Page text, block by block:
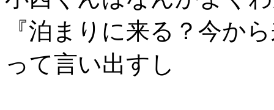
『泊まりに来る？今か
って言い出すし